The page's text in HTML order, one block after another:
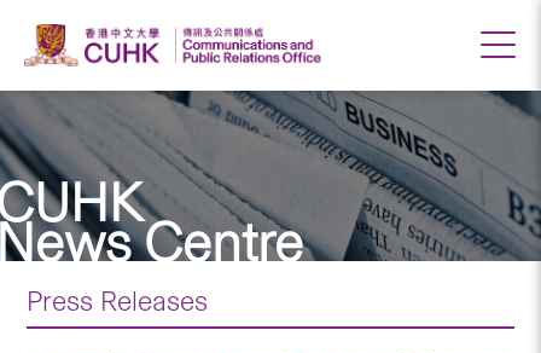
Centre
Press Releases